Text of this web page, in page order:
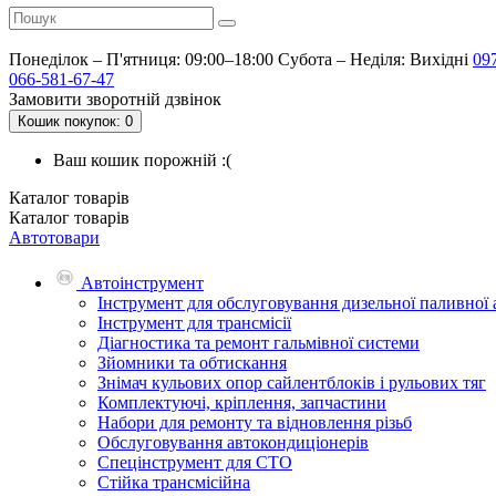
Понеділок – П'ятниця: 09:00–18:00 Субота – Неділя: Вихідні
066-581-67-47
Замовити зворотній дзвінок
Кошик покупок: 0
Ваш кошик порожній :(
Каталог товарів
Каталог товарів
Автотовари
Автоінструмент
Інструмент для обслуговування дизельної паливної
Інструмент для трансмісії
Діагностика та ремонт гальмівної системи
Зйомники та обтискання
Знімач кульових опор сайлентблоків і рульових тяг
Комплектуючі, кріплення, запчастини
Набори для ремонту та відновлення різьб
Обслуговування автокондиціонерів
Спецінструмент для СТО
Стійка трансмісійна